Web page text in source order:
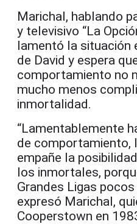
Marichal, hablando
y televisivo “La
lamentó la situación
de David y espera
comportamiento no
mucho menos
inmortalidad.
“Lamentablemente
de comportamiento,
empañe la
los inmortales,
Grandes Ligas
expresó Marichal,
Cooperstown en